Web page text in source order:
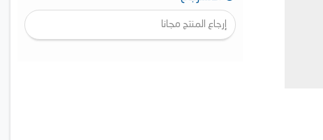
إرجاع المنتج مجانا